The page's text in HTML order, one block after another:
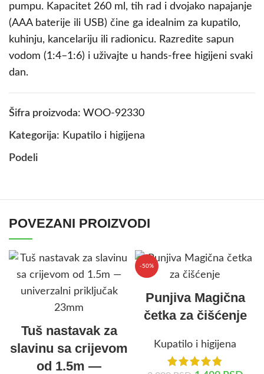
pumpu. Kapacitet 260 ml, tih rad i dvojako napajanje
(AAA baterije ili USB) čine ga idealnim za kupatilo,
kuhinju, kancelariju ili radionicu. Razredite sapun
vodom (1:4–1:6) i uživajte u hands-free higijeni svaki
dan.
Šifra proizvoda: WOO-92330
Kategorija: Kupatilo i higijena
Podeli
POVEZANI PROIZVODI
Tuš nastavak za
slavinu sa crijevom
od 1.5m —
-50%
Punjiva Magična
četka za čišćenje
Kupatilo i higijena